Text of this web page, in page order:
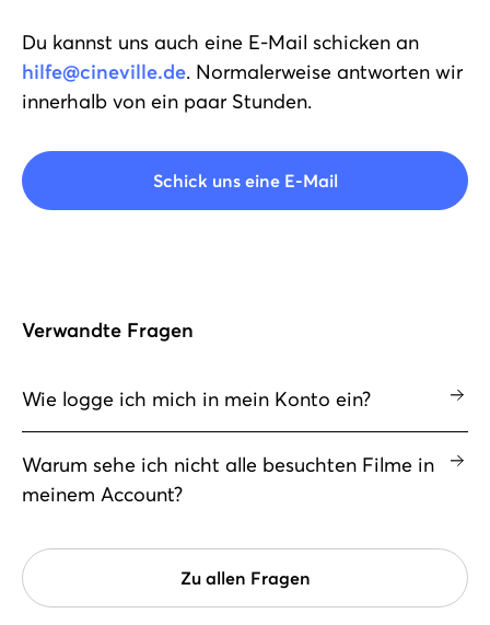
Du kannst uns auch eine E-Mail schicken an
hilfe@cineville.de. Normalerweise antworten wir
innerhalb von ein paar Stunden.
Schick uns eine E-Mail
Verwandte Fragen
Wie logge ich mich in mein Konto ein?
Warum sehe ich nicht alle besuchten Filme in
meinem Account?
Zu allen Fragen